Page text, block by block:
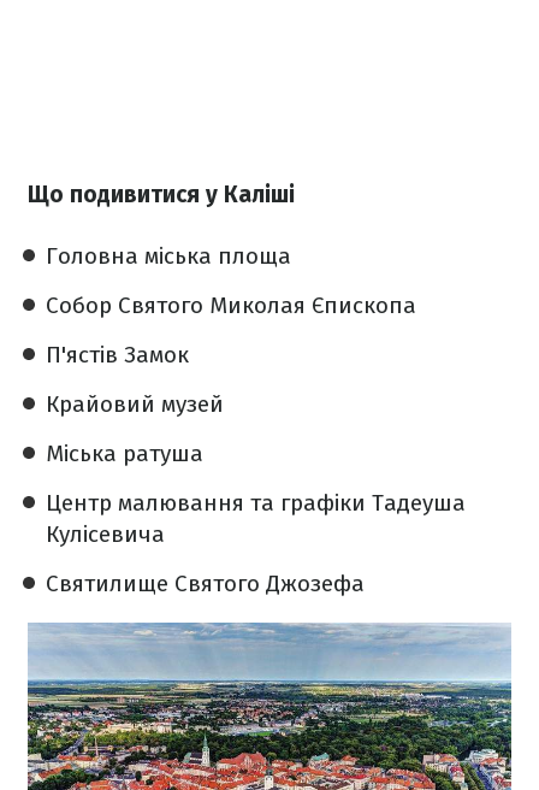
Що подивитися у Каліші
Головна міська площа
Собор Святого Миколая Єпископа
П'ястів Замок
Крайовий музей
Міська ратуша
Центр малювання та графіки Тадеуша
Кулісевича
Святилище Святого Джозефа